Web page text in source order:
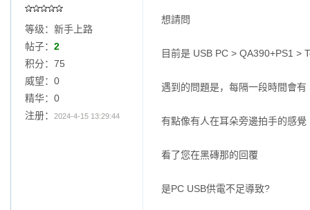
等级：新手上路
帖子： 2
积分：75
威望：0
精华：0
注册：
2024-4-15 13:29:44
想請問
目前是 USB PC > QA390+PS1 >
遇到的問題是，每隔一段時間會有
有點像有人在耳朵旁邊拍手的感覺
看了您在黑磚那的回覆
是PC USB供電不足導致?